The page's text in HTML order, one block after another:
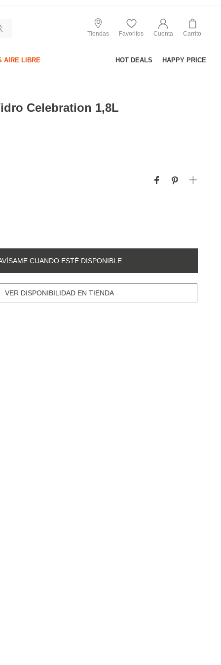
Tiendas Favoritos Cuenta Carrito
AIRE LIBRE HOT DEALS HAPPY PRICE
Celebration 1,8L
CUANDO ESTÉ DISPONIBLE
VER DISPONIBILIDAD EN TIENDA